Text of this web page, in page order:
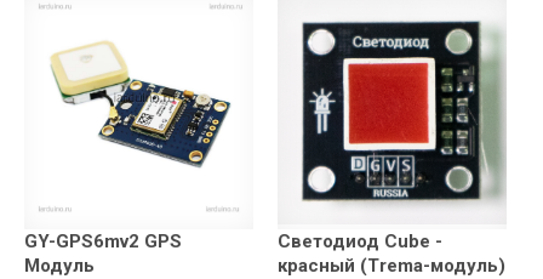
GY-GPS6mv2 GPS
Модуль
Светодиод Сube -
красный (Trema-модуль)